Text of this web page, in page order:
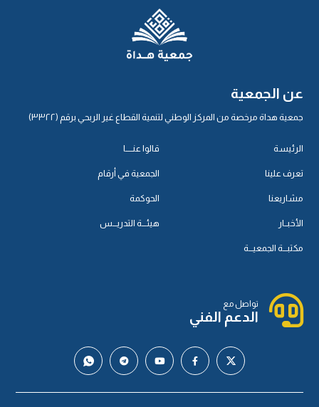
عن الجمعية
جمعية هداة مرخصة من المركز الوطني لتنمية القطاع غير الربحي برقم (٣٣٢٢)
الرئيسة
تعرف علينا
مشاريعنا
الأخبــار
مكتبـــة الجمعيـــة
قالوا عنـــــا
الجمعية في أرقام
الحوكمة
هيئـــة التدريـــس
تواصل مع
الدعم الفني